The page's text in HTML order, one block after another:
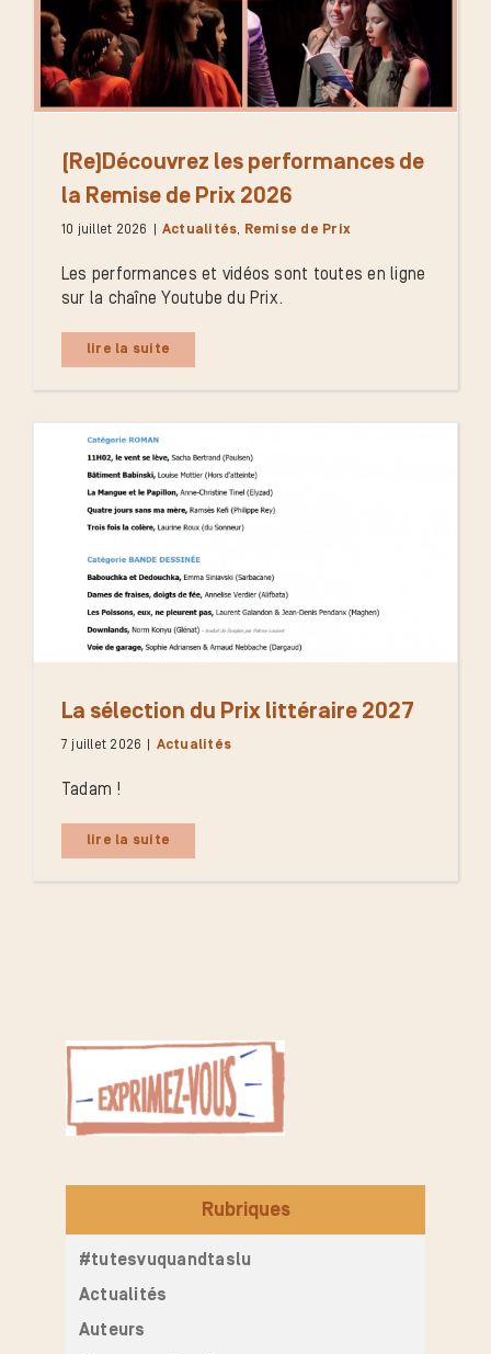
(Re)Découvrez les performances de
la Remise de Prix 2026
10 juillet 2026 | Actualités, Remise de Prix
Les performances et vidéos sont toutes en ligne
sur la chaîne Youtube du Prix.
lire la suite
La sélection du Prix littéraire 2027
7 juillet 2026 Actualités
Tadam !
lire la suite
Rubriques
#tutesvuquandtaslu
Actualités
Auteurs